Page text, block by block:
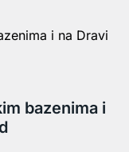
bazenima i